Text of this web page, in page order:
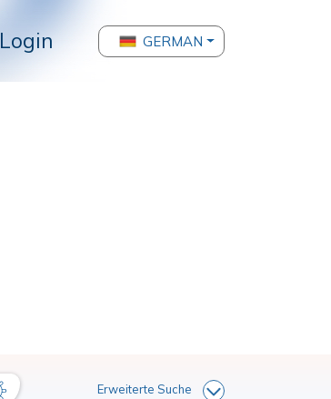
Login GERMAN
Erweiterte Suche